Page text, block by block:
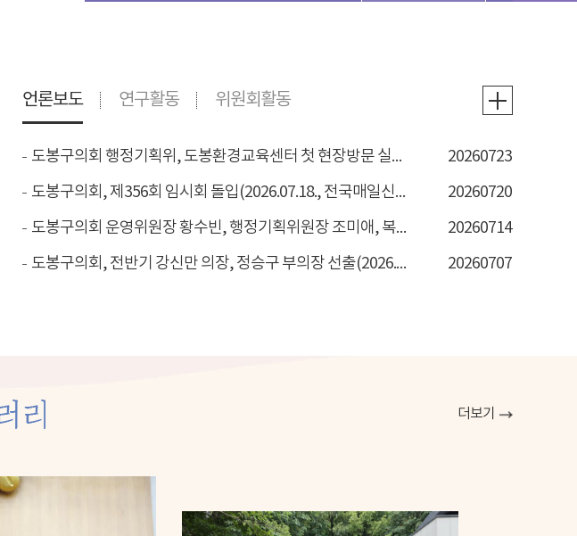
언론보도
도봉구의회 행정기획위, 도봉환경교육센터 첫 현장방문 실시 (2026.07.23., 시정일보)
20260723
도봉구의회, 제356회 임시회 돌입(2026.07.18., 전국매일신문 )
20260720
도봉구의회 운영위원장 황수빈, 행정기획위원장 조미애, 복지건설위원장 강혜란 선출 (2026.07.14., 시민일보)
20260714
도봉구의회, 전반기 강신만 의장, 정승구 부의장 선출(2026.07.07., 서울일보)
20260707
연구활동 위원회활동
더보기